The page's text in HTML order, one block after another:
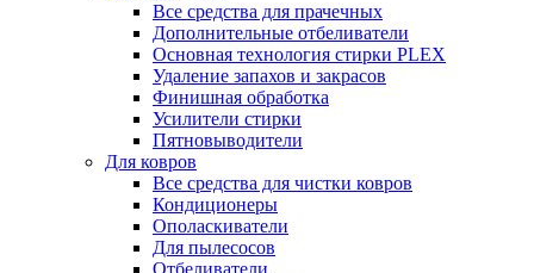
Все средства для прачечных
Дополнительные отбеливатели
Основная технология стирки PLEX
Удаление запахов и закрасов
Финишная обработка
Усилители стирки
Пятновыводители
Для ковров
Все средства для чистки ковров
Кондиционеры
Ополаскиватели
Для пылесосов
Отбеливатели